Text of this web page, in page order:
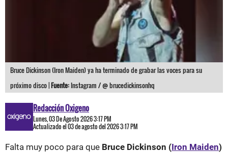
Bruce Dickinson (Iron Maiden) ya ha terminado de grabar las voces para su
próximo disco |Fuente: Instagram / @ brucedickinsonhq
Redacción Oxigeno
Lunes, 03 De Agosto 2026 3:17 PM
Actualizado el 03 de agosto del 2026 3:17 PM
Falta muy poco para que Bruce Dickinson (Iron Maiden)